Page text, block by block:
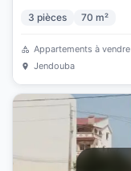
3 pièces 70 m²
Appartements à vendre
Jendouba